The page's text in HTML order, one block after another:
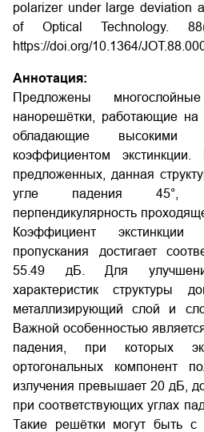
polarizer under large deviation
of Optical Technology.
https://doi.org/10.1364/
Аннотация:
Предложены
нанорешётки, работающие
обладающие высокими
коэффициентом
предложенных, данная
угле падения 45°,
перпендикулярность
Коэффициент
пропускания достигает
55.49 дБ. Для улучшения
характеристик структуры
металлизирующий слой и
Важной особенностью
падения, при которых
ортогональных компонент
излучения превышает 20 дБ,
при соответствующих углах
Такие решётки могут быть